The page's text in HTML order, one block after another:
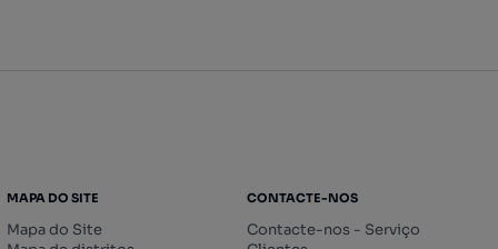
MAPA DO SITE
Mapa do Site
CONTACTE-NOS
Contacte-nos - Serviço